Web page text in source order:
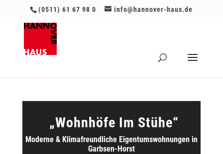
(0511) 61 67 98 0 info@hannover-haus.de
„Wohnhöfe Im Stühe“
Moderne & Klimafreundliche Eigentumswohnungen in
Garbsen-Horst